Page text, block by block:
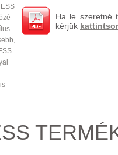
Ha le szeretné
kérjük